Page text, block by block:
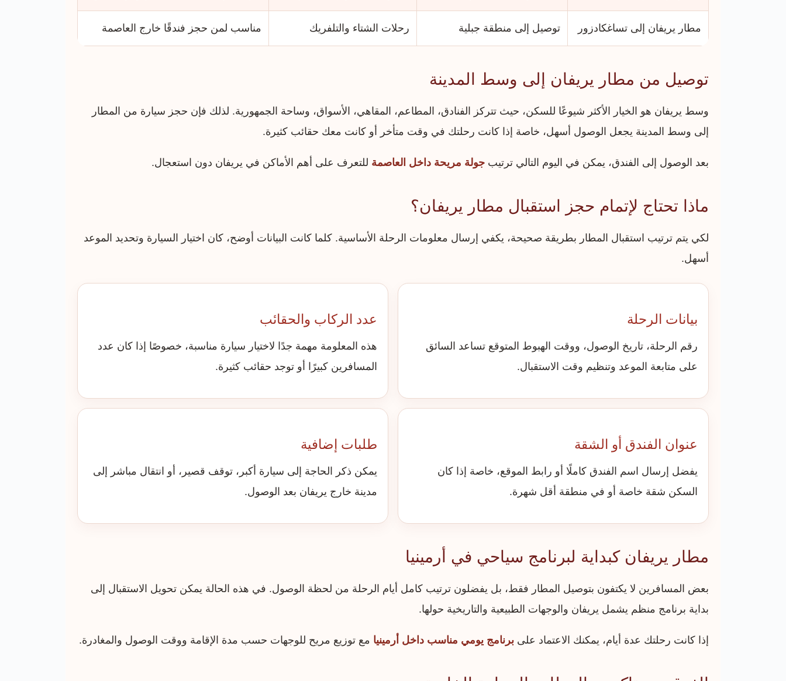
مطار يريفان إلى تساغكادزور توصيل إلى منطقة جبلية رحلات الشتاء والتلفريك مناسب لمن حجز فندقًا خارج العاصمة
توصيل من مطار يريفان إلى وسط المدينة
وسط يريفان هو الخيار الأكثر شيوعًا للسكن، حيث تتركز الفنادق، المطاعم، المقاهي، الأسواق، وساحة الجمهورية. لذلك فإن حجز سيارة من المطار
إلى وسط المدينة يجعل الوصول أسهل، خاصة إذا كانت رحلتك في وقت متأخر أو كانت معك حقائب كثيرة.
بعد الوصول إلى الفندق، يمكن في اليوم التالي ترتيب جولة مريحة داخل العاصمة للتعرف على أهم الأماكن في يريفان دون استعجال.
ماذا تحتاج لإتمام حجز استقبال مطار يريفان؟
لكي يتم ترتيب استقبال المطار بطريقة صحيحة، يكفي إرسال معلومات الرحلة الأساسية. كلما كانت البيانات أوضح، كان اختيار السيارة وتحديد الموعد
أسهل.
بيانات الرحلة
رقم الرحلة، تاريخ الوصول، ووقت الهبوط المتوقع تساعد السائق
على متابعة الموعد وتنظيم وقت الاستقبال.
عدد الركاب والحقائب
هذه المعلومة مهمة جدًا لاختيار سيارة مناسبة، خصوصًا إذا كان عدد
المسافرين كبيرًا أو توجد حقائب كثيرة.
عنوان الفندق أو الشقة
يفضل إرسال اسم الفندق كاملًا أو رابط الموقع، خاصة إذا كان
السكن شقة خاصة أو في منطقة أقل شهرة.
طلبات إضافية
يمكن ذكر الحاجة إلى سيارة أكبر، توقف قصير، أو انتقال مباشر إلى
مدينة خارج يريفان بعد الوصول.
مطار يريفان كبداية لبرنامج سياحي في أرمينيا
بعض المسافرين لا يكتفون بتوصيل المطار فقط، بل يفضلون ترتيب كامل أيام الرحلة من لحظة الوصول. في هذه الحالة يمكن تحويل الاستقبال إلى
بداية برنامج منظم يشمل يريفان والوجهات الطبيعية والتاريخية حولها.
إذا كانت رحلتك عدة أيام، يمكنك الاعتماد على برنامج يومي مناسب داخل أرمينيا مع توزيع مريح للوجهات حسب مدة الإقامة ووقت الوصول والمغادرة.